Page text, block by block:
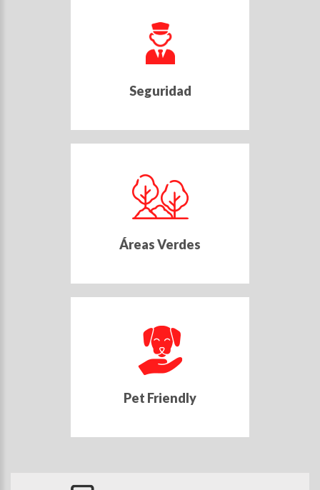
Seguridad
Áreas Verdes
Pet Friendly